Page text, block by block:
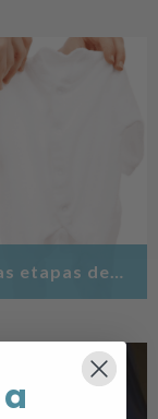
Todo lo que debes saber sobre las etapas del embarazo